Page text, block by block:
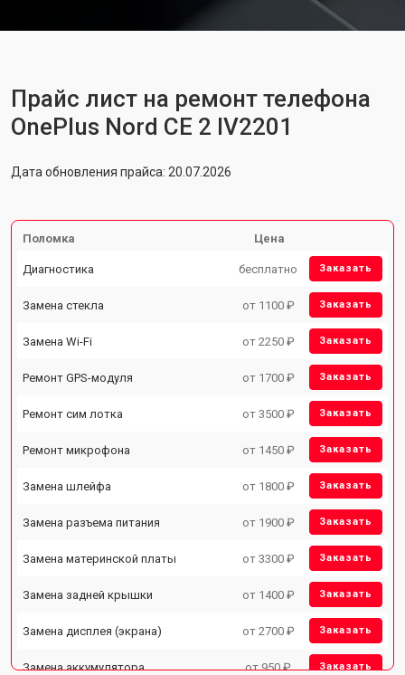
Прайс лист на ремонт телефона
OnePlus Nord CE 2 IV2201
Дата обновления прайса: 20.07.2026
Поломка Цена
Диагностика бесплатно Заказать
Замена стекла от 1100 ₽ Заказать
Замена Wi-Fi от 2250 ₽ Заказать
Ремонт GPS-модуля от 1700 ₽ Заказать
Ремонт сим лотка от 3500 ₽ Заказать
Ремонт микрофона от 1450 ₽ Заказать
Замена шлейфа от 1800 ₽ Заказать
Замена разъема питания от 1900 ₽ Заказать
Замена материнской платы от 3300 ₽ Заказать
Замена задней крышки от 1400 ₽ Заказать
Замена дисплея (экрана) от 2700 ₽ Заказать
Замена аккумулятора от 950 ₽ Заказать